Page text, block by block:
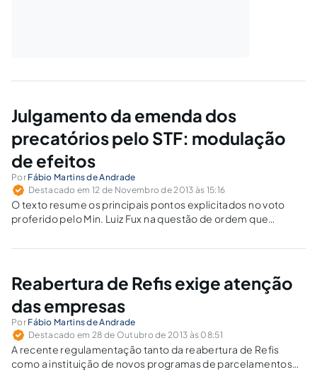
Julgamento da emenda dos
precatórios pelo STF: modulação
de efeitos
Por Fábio Martins de Andrade
Destacado em 12 de Novembro de 2013 às 15:16
O texto resume os principais pontos explicitados no voto
proferido pelo Min. Luiz Fux na questão de ordem que
nos autos das ADIs 4.357 e 4.425, que declarou
Reabertura de Refis exige atenção
das empresas
Por Fábio Martins de Andrade
Destacado em 28 de Outubro de 2013 às 08:51
A recente regulamentação tanto da reabertura de Refis
como a instituição de novos programas de parcelamentos